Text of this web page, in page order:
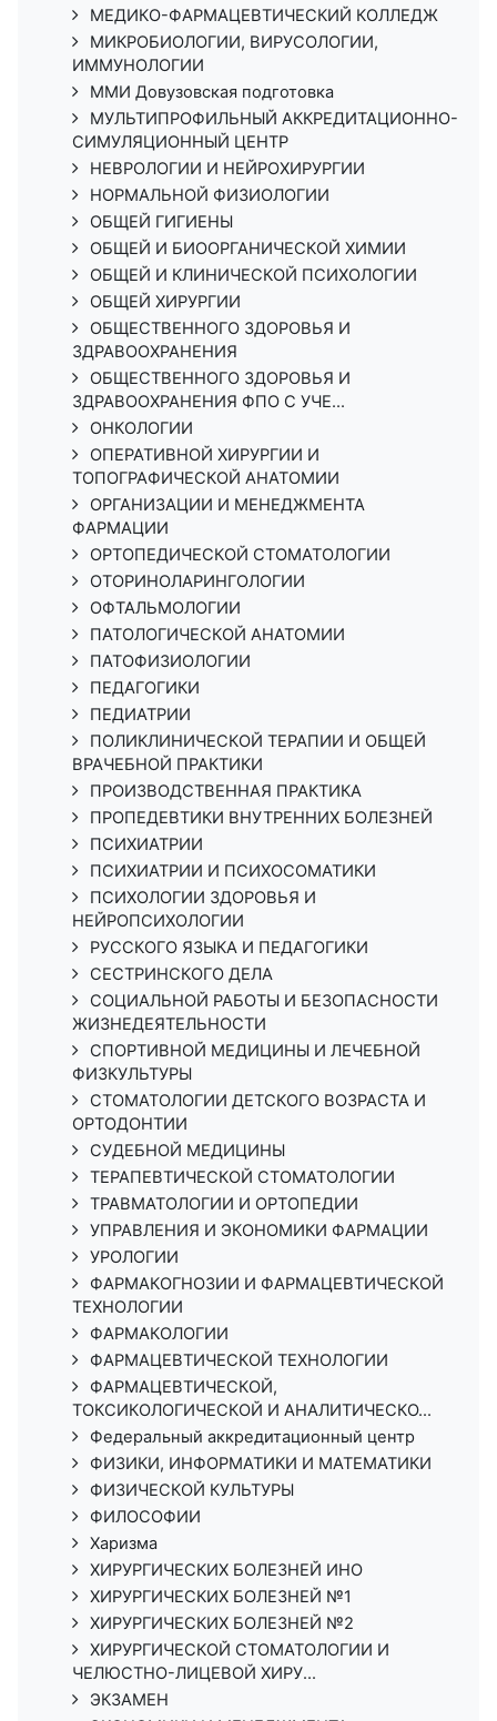
МЕДИКО-ФАРМАЦЕВТИЧЕСКИЙ КОЛЛЕДЖ
МИКРОБИОЛОГИИ, ВИРУСОЛОГИИ,
ИММУНОЛОГИИ
ММИ Довузовская подготовка
МУЛЬТИПРОФИЛЬНЫЙ АККРЕДИТАЦИОННО-
СИМУЛЯЦИОННЫЙ ЦЕНТР
НЕВРОЛОГИИ И НЕЙРОХИРУРГИИ
НОРМАЛЬНОЙ ФИЗИОЛОГИИ
ОБЩЕЙ ГИГИЕНЫ
ОБЩЕЙ И БИООРГАНИЧЕСКОЙ ХИМИИ
ОБЩЕЙ И КЛИНИЧЕСКОЙ ПСИХОЛОГИИ
ОБЩЕЙ ХИРУРГИИ
ОБЩЕСТВЕННОГО ЗДОРОВЬЯ И
ЗДРАВООХРАНЕНИЯ
ОБЩЕСТВЕННОГО ЗДОРОВЬЯ И
ЗДРАВООХРАНЕНИЯ ФПО С УЧЕ...
ОНКОЛОГИИ
ОПЕРАТИВНОЙ ХИРУРГИИ И
ТОПОГРАФИЧЕСКОЙ АНАТОМИИ
ОРГАНИЗАЦИИ И МЕНЕДЖМЕНТА
ФАРМАЦИИ
ОРТОПЕДИЧЕСКОЙ СТОМАТОЛОГИИ
ОТОРИНОЛАРИНГОЛОГИИ
ОФТАЛЬМОЛОГИИ
ПАТОЛОГИЧЕСКОЙ АНАТОМИИ
ПАТОФИЗИОЛОГИИ
ПЕДАГОГИКИ
ПЕДИАТРИИ
ПОЛИКЛИНИЧЕСКОЙ ТЕРАПИИ И ОБЩЕЙ
ВРАЧЕБНОЙ ПРАКТИКИ
ПРОИЗВОДСТВЕННАЯ ПРАКТИКА
ПРОПЕДЕВТИКИ ВНУТРЕННИХ БОЛЕЗНЕЙ
ПСИХИАТРИИ
ПСИХИАТРИИ И ПСИХОСОМАТИКИ
ПСИХОЛОГИИ ЗДОРОВЬЯ И
НЕЙРОПСИХОЛОГИИ
РУССКОГО ЯЗЫКА И ПЕДАГОГИКИ
СЕСТРИНСКОГО ДЕЛА
СОЦИАЛЬНОЙ РАБОТЫ И БЕЗОПАСНОСТИ
ЖИЗНЕДЕЯТЕЛЬНОСТИ
СПОРТИВНОЙ МЕДИЦИНЫ И ЛЕЧЕБНОЙ
ФИЗКУЛЬТУРЫ
СТОМАТОЛОГИИ ДЕТСКОГО ВОЗРАСТА И
ОРТОДОНТИИ
СУДЕБНОЙ МЕДИЦИНЫ
ТЕРАПЕВТИЧЕСКОЙ СТОМАТОЛОГИИ
ТРАВМАТОЛОГИИ И ОРТОПЕДИИ
УПРАВЛЕНИЯ И ЭКОНОМИКИ ФАРМАЦИИ
УРОЛОГИИ
ФАРМАКОГНОЗИИ И ФАРМАЦЕВТИЧЕСКОЙ
ТЕХНОЛОГИИ
ФАРМАКОЛОГИИ
ФАРМАЦЕВТИЧЕСКОЙ ТЕХНОЛОГИИ
ФАРМАЦЕВТИЧЕСКОЙ,
ТОКСИКОЛОГИЧЕСКОЙ И АНАЛИТИЧЕСКО...
Федеральный аккредитационный центр
ФИЗИКИ, ИНФОРМАТИКИ И МАТЕМАТИКИ
ФИЗИЧЕСКОЙ КУЛЬТУРЫ
ФИЛОСОФИИ
Харизма
ХИРУРГИЧЕСКИХ БОЛЕЗНЕЙ ИНО
ХИРУРГИЧЕСКИХ БОЛЕЗНЕЙ №1
ХИРУРГИЧЕСКИХ БОЛЕЗНЕЙ №2
ХИРУРГИЧЕСКОЙ СТОМАТОЛОГИИ И
ЧЕЛЮСТНО-ЛИЦЕВОЙ ХИРУ...
ЭКЗАМЕН